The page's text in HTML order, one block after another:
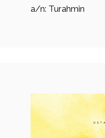
a/n: Turahmin